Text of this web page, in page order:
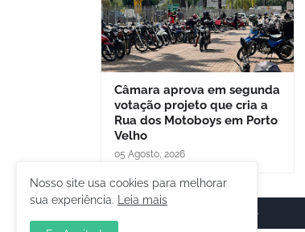
Câmara aprova em segunda
votação projeto que cria a
Rua dos Motoboys em Porto
Velho
05 Agosto, 2026
Nosso site usa cookies para melhorar
sua experiência.
Leia mais